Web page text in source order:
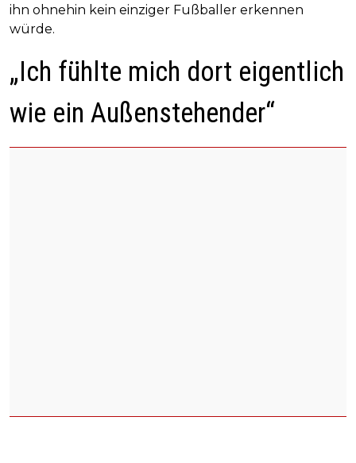
ihn ohnehin kein einziger Fußballer erkennen
würde.
„Ich fühlte mich dort eigentlich
wie ein Außenstehender“